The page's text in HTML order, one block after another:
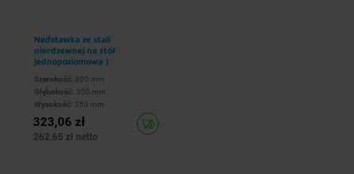
Nadstawka ze stali
nierdzewnej na stół
jednopoziomowa |
Szerokość: 800 mm
Głębokość: 300 mm
Wysokość: 350 mm
323,06 zł
262,65 zł netto